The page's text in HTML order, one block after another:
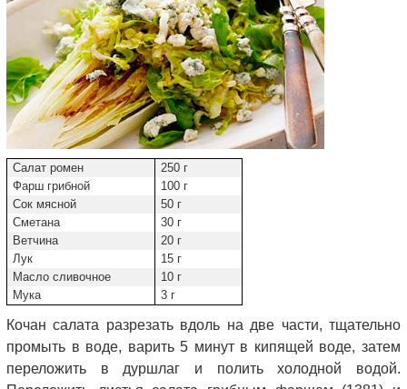
Салат ромен
250 г
Фарш грибной
100 г
Сок мясной
50 г
Сметана
30 г
Ветчина
20 г
Лук
15 г
Масло сливочное
10 г
Мука
3 г
Кочан салата разрезать вдоль на две части, тщательно
промыть в воде, варить 5 минут в кипящей воде, затем
переложить в дуршлаг и полить холодной водой.